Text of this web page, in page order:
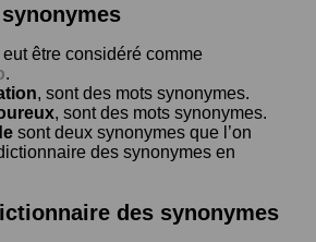
eut être considéré comme
.
, sont des mots synonymes.
, sont des mots synonymes.
sont deux synonymes que l’on
des synonymes en
des synonymes